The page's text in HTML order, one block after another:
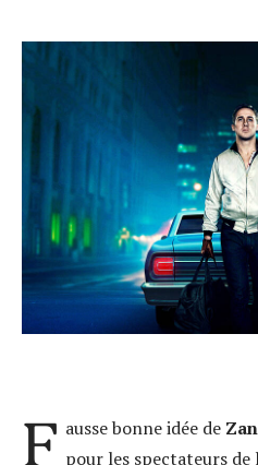
F ausse bonne idée de
pour les spectateurs de